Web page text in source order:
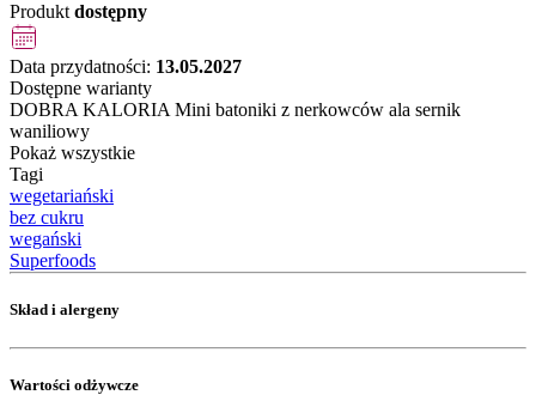
Produkt dostępny
Data przydatności: 13.05.2027
Dostępne warianty
DOBRA KALORIA Mini batoniki z nerkowców ala sernik
waniliowy
Pokaż wszystkie
Tagi
wegetariański
bez cukru
wegański
Superfoods
Skład i alergeny
Wartości odżywcze